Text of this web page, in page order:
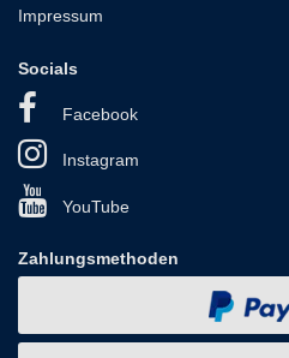
Impressum
Socials
Facebook
Instagram
YouTube
Zahlungsmethoden